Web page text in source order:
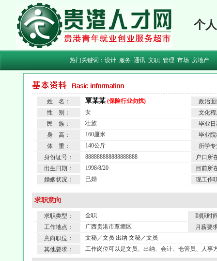
个
热门关键词： 设计 服务 通讯 文职 管理 市场 房地产
姓 名： 覃某某 (保险行业勿扰)
政治
性 别：
女
文化
民 族：
壮族
毕业
身 高：
160厘米
毕业
体 重：
140公斤
所学
身份证号：
888888888888888888
户口所
出生日期：
1998/8/20
目前所
婚姻状况：
已婚 现工作
求职意向
求职类型： 全职
到职时
工作地点：
广西贵港市覃塘区
月薪要
意向职位：
文秘／文员 出纳 文秘／文员
其他要求：
工作岗位可以是文员、出纳、会计、仓管员、人事